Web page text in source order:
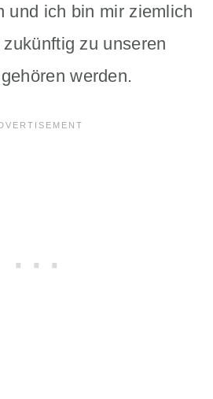
und ich bin mir ziemlich
zu unseren
werden.